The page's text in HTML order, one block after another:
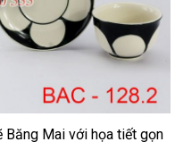
Băng Mai với họa tiết gọn